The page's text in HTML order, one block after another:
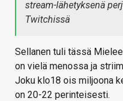
stream-lähetyksenä
Twitchissä
Sellanen tuli tässä
on vielä menossa ja
Joku klo18 ois miljoona
on 20-22 perinteisesti.